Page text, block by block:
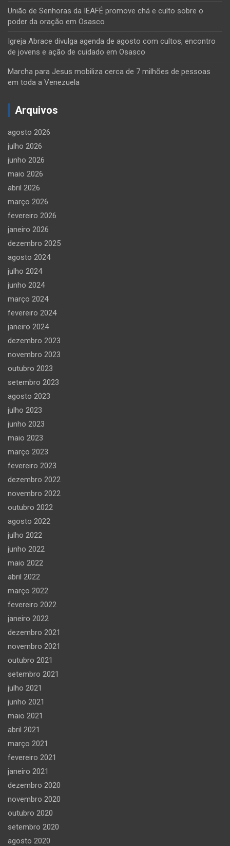
União de Senhoras da IEAFÉ promove chá e culto sobre o
poder da oração em Osasco
Igreja Abrace divulga agenda de agosto com cultos, encontro
de jovens e ação de cuidado em Osasco
Marcha para Jesus mobiliza cerca de 7 milhões de pessoas
em toda a Venezuela
Arquivos
agosto 2026
julho 2026
junho 2026
maio 2026
abril 2026
março 2026
fevereiro 2026
janeiro 2026
dezembro 2025
agosto 2024
julho 2024
junho 2024
março 2024
fevereiro 2024
janeiro 2024
dezembro 2023
novembro 2023
outubro 2023
setembro 2023
agosto 2023
julho 2023
junho 2023
maio 2023
março 2023
fevereiro 2023
dezembro 2022
novembro 2022
outubro 2022
agosto 2022
julho 2022
junho 2022
maio 2022
abril 2022
março 2022
fevereiro 2022
janeiro 2022
dezembro 2021
novembro 2021
outubro 2021
setembro 2021
julho 2021
junho 2021
maio 2021
abril 2021
março 2021
fevereiro 2021
janeiro 2021
dezembro 2020
novembro 2020
outubro 2020
setembro 2020
agosto 2020